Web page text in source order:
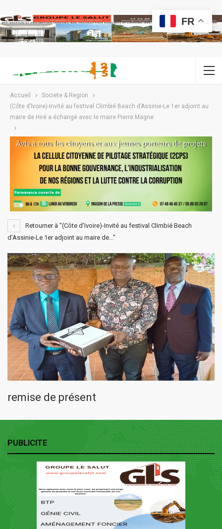
Accueil
Societe & Region
(Côte d’Ivoire)-Invité au festival Climbié Beach d’Assinie-Le 1er adjoint au
maire de Hiré a échangé avec le maire Pierre Magne
Retourner à "(Côte d’Ivoire)-Invité au festival Climbié Beach
d’Assinie-Le 1er adjoint au maire de…"
remise de présent
PUBLICITE
FR